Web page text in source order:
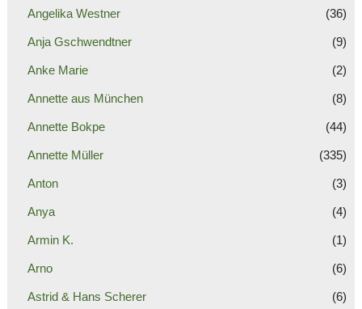
Angelika Westner (36)
Anja Gschwendtner (9)
Anke Marie (2)
Annette aus München (8)
Annette Bokpe (44)
Annette Müller (335)
Anton (3)
Anya (4)
Armin K. (1)
Arno (6)
Astrid & Hans Scherer (6)